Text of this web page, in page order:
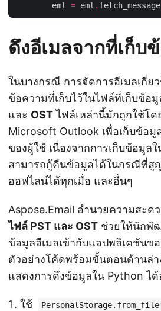
        eml
= eml .
ดึงอีเมลจากที่เก็บ
ในบางกรณี การจัดการอีเมลเกี่ย
ข้อความที่เก็บไว้ในไฟล์ที่เก็บข้อ
และ OSTไฟล์เหล่านี้มักถูกใช้โด
Microsoft Outlook เพื่อเก็บข้อมู
ของผู้ใช้ เนื่องจากการเก็บข้อมูลใ
สามารถกู้คืนข้อมูลได้ในกรณีที่สู
ออฟไลน์ได้ทุกเมื่อ และอื่นๆ
Aspose.Email อำนวยความสะด
ไฟล์ PST และ OST ช่วยให้นักพั
ข้อมูลอีเมลเข้ากับแอปพลิเคชันข
ตัวอย่างโค้ดพร้อมขั้นตอนด้านล่า
แสดงการดึงข้อมูลใน Python ได้
ใช้